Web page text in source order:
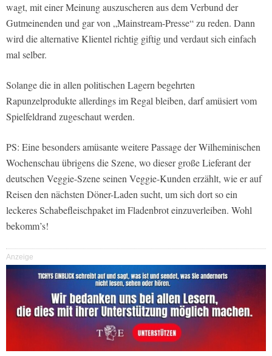
wagt, mit einer Meinung auszuscheren aus dem Verbund der
Gutmeinenden und gar von „Mainstream-Presse“ zu reden. Dann
wird die alternative Klientel richtig giftig und verdaut sich einfach
mal selber.
Solange die in allen politischen Lagern begehrten
Rapunzelprodukte allerdings im Regal bleiben, darf amüsiert vom
Spielfeldrand zugeschaut werden.
PS: Eine besonders amüsante weitere Passage der Wilheminischen
Wochenschau übrigens die Szene, wo dieser große Lieferant der
deutschen Veggie-Szene seinen Veggie-Kunden erzählt, wie er auf
Reisen den nächsten Döner-Laden sucht, um sich dort so ein
leckeres Schabefleischpaket im Fladenbrot einzuverleiben. Wohl
bekomm’s!
Anzeige